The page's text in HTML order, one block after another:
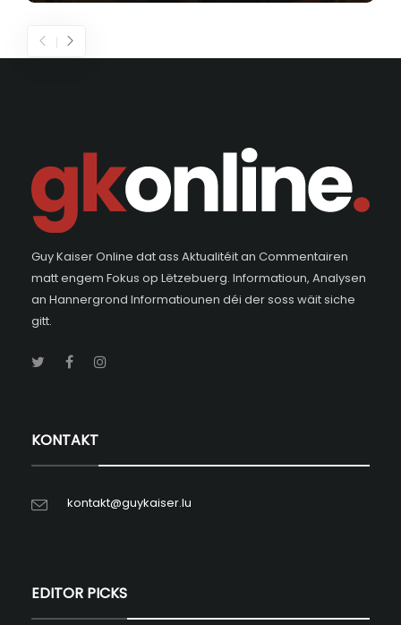
Guy Kaiser Online dat ass Aktualitéit an Commentairen
matt engem Fokus op Lëtzebuerg. Informatioun, Analysen
an Hannergrond Informatiounen déi der soss wäit siche
gitt.
KONTAKT
kontakt@guykaiser.lu
EDITOR PICKS